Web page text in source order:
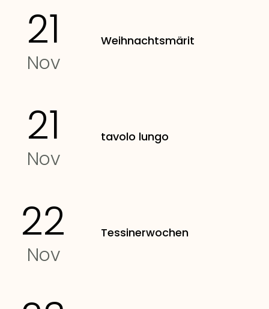
21
Nov
Weihnachtsmärit
21
Nov
tavolo lungo
22
Nov
Tessinerwochen